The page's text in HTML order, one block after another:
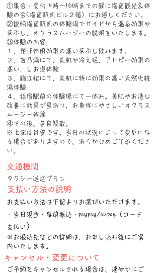
①集合・受付14時～16時までの間に指宿観光＆体
験の会(指宿駅前ビル２階）にお越しください。
②説明指宿駅前の体験場でガイドから温泉効果や
茶ぶし、オクラスムージーの説明をいたします。
③体験の内容
１、発汗作用効果の高い茶ぶし飲みます。
２、吉乃湯にて，美肌や冷え症，アトピー効果の
高い，しお湯体験
３、錦江楼にて，美肌に特に効果の高い天然化粧
湯体験
４、指宿駅前の体験場にて一休み。美肌やお通じ
改善に効果が里あり，お身体にやさしいオクラス
ムージー体験
④その後、各自解散。
※上記は目安です。当日の状況によって変更にな
る場合がありますので、あらかじめご了承くださ
い。
交通機関
お支払い方法は下記よりお選びいただけます。
・当日現金・事前振込・paypay/aupay（コード
支払い ）
※お振込先などの詳細は、お申し込み後にご案
内いたします。
ご予約をキャンセルされる場合は、速やかにご
キャンセル・変更について
タクシー送迎プラン
支払い方法の説明